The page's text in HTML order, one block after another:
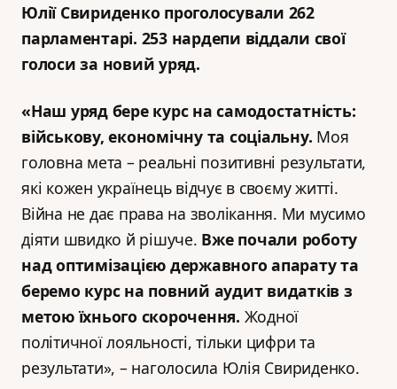
Юлії Свириденко проголосували 262
парламентарі. 253 нардепи віддали свої
голоси за новий уряд.
«Наш уряд бере курс на самодостатність:
військову, економічну та соціальну. Моя
головна мета – реальні позитивні результати,
які кожен українець відчує в своєму житті.
Війна не дає права на зволікання. Ми мусимо
діяти швидко й рішуче. Вже почали роботу
над оптимізацією державного апарату та
беремо курс на повний аудит видатків з
метою їхнього скорочення. Жодної
політичної лояльності, тільки цифри та
результати», – наголосила Юлія Свириденко.